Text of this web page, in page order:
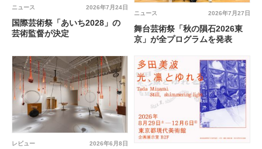
2026年7月24日
ニュース
国際芸術祭「あいち2028」の
芸術監督が決定
2026年7月27日
ニュース
舞台芸術祭「秋の隕石2026東
京」が全プログラムを発表
2026年6月8日
レビュー